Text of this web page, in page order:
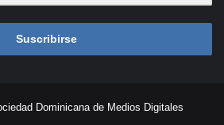
Suscribirse
Dominicana de Medios Digitales